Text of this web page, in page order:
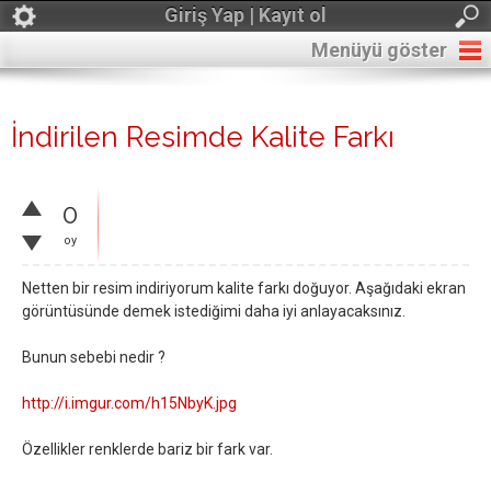
Giriş Yap | Kayıt ol
Menüyü göster
İndirilen Resimde Kalite Farkı
0
oy
Netten bir resim indiriyorum kalite farkı doğuyor. Aşağıdaki ekran
görüntüsünde demek istediğimi daha iyi anlayacaksınız.
Bunun sebebi nedir ?
http://i.imgur.com/h15NbyK.jpg
Özellikler renklerde bariz bir fark var.